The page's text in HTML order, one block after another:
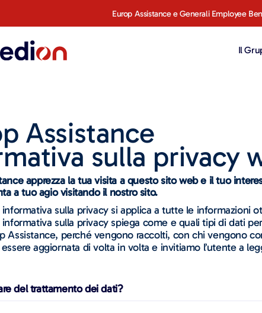
Europ Assistance e Generali Employee
Il
Assistance
sulla privacy
apprezza la tua visita a questo sito web e il tuo
a tuo agio visitando il nostro sito.
sulla privacy si applica a tutte le informazioni
informativa sulla privacy spiega come e quali tipi di dati
Assistance, perché vengono raccolti, con chi vengono
aggiornata di volta in volta e invitiamo l’utente a
del trattamento dei dati?